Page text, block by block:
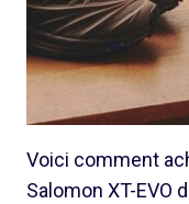
Voici comment
Salomon XT-EVO